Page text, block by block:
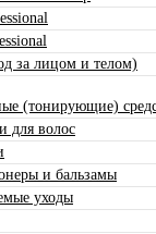
за лицом и телом)
(тонирующие)
для волос
и бальзамы
уходы